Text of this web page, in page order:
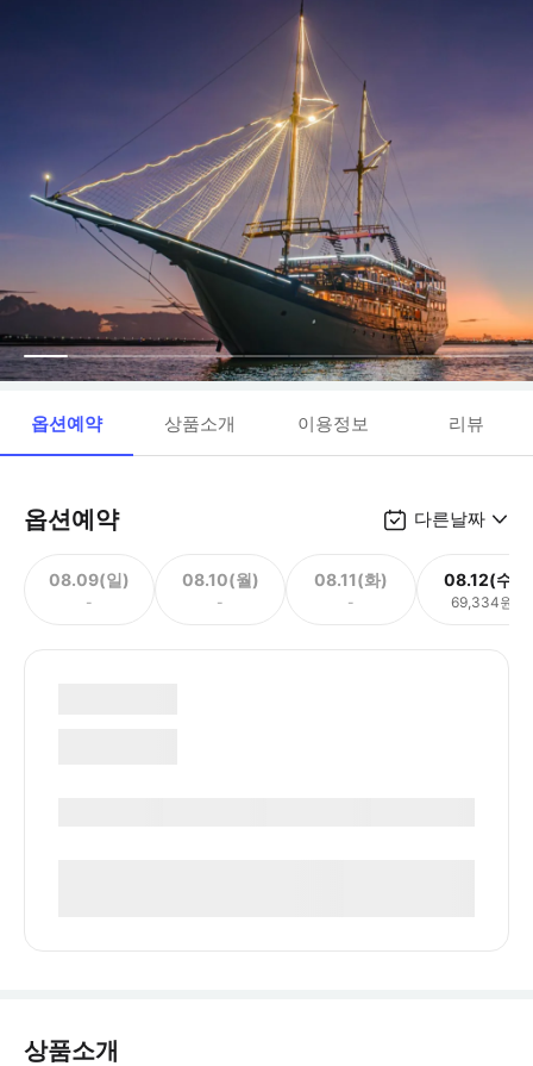
옵션예약 상품소개 이용정보 리뷰
옵션예약 다른날짜
08.09(일)
-
08.10(월)
-
08.11(화)
-
08.12(수)
69,334원
상품소개